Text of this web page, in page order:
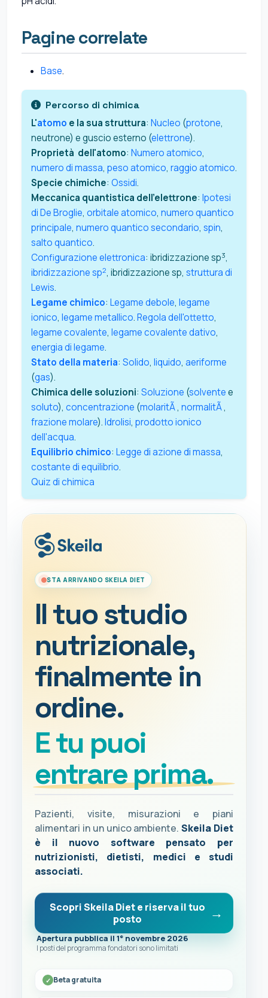
Pagine correlate
Base.
Percorso di chimica
L'atomo e la sua struttura: Nucleo (protone,
neutrone) e guscio esterno (elettrone).
Proprietà dell'atomo: Numero atomico,
numero di massa, peso atomico, raggio atomico.
Specie chimiche: Ossidi.
Meccanica quantistica dell'elettrone: Ipotesi
di De Broglie, orbitale atomico, numero quantico
principale, numero quantico secondario, spin,
salto quantico.
Configurazione elettronica: ibridizzazione sp3,
ibridizzazione sp2, ibridizzazione sp, struttura di
Lewis.
Legame chimico: Legame debole, legame
ionico, legame metallico.Regola dell'ottetto,
legame covalente, legame covalente dativo,
energia di legame.
Stato della materia: Solido, liquido, aeriforme
(gas).
Chimica delle soluzioni: Soluzione (solventee
soluto), concentrazione (molaritÃ, normalitÃ,
frazione molare).Idrolisi, prodotto ionico
dell'acqua.
Equilibrio chimico: Legge di azione di massa,
costante di equilibrio.
Quiz di chimica
STA ARRIVANDO SKEILA DIET
Il tuo studio
nutrizionale,
finalmente in
ordine.
E tu puoi
entrare prima.
Pazienti, visite, misurazioni e piani
alimentari in un unico ambiente.Skeila Diet
è il nuovo software pensato per
nutrizionisti, dietisti, medici e studi
associati.
Scopri Skeila Diet e riserva il tuo
posto
Apertura pubblica il 1° novembre 2026
I posti del programma fondatori sono limitati
Beta gratuita